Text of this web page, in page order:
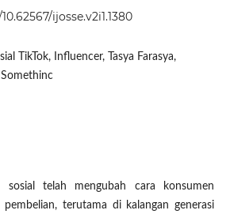
ijosse.v2i1.1380
TikTok, Influencer, Tasya Farasya,
sosial telah mengubah cara konsumen
pembelian, terutama di kalangan generasi